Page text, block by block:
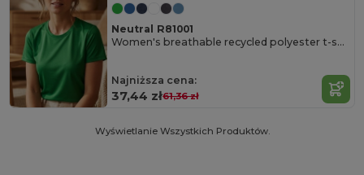
Neutral R81001
Women's breathable recycled polyester t-shirt
Najniższa cena:
37,44 zł61,36 zł
Wyświetlanie Wszystkich Produktów.